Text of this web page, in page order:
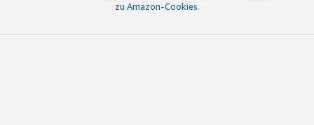
zu Amazon-Cookies.